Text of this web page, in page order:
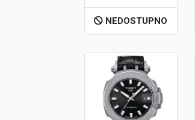
NEDOSTUPNO